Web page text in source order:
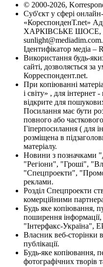
© 2000-2026,
Суб'єкт у сфері
«КореспонденТ.net»
ХАРКІВСЬКЕ ШОСЕ,
Ідентифікатор медіа –
Використання будь-
сайті, дозволяється
Корреспондент.net.
При копіюванні
і світу» , для інтернет
відкрите для
Посилання має бути
повного або
Гіперпосилання ( для
розміщена в
матеріалу.
Новини з позначками
"Регіони", "Гроші",
"Спецпроекти",
реклами.
Розділ Спецпроекти
комерційними
Будь яке копіювання,
поширення
"Інтерфакс-Україна",
Власник веб-сторінки
публікації.
Будь-яке копіювання,
фотографічних творів